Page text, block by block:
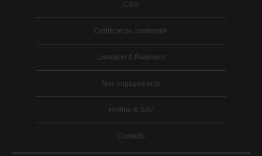
CGV
Certificat de conformité
Livraison & Paiement
Nos engagements
Hotline & SAV
Contacts